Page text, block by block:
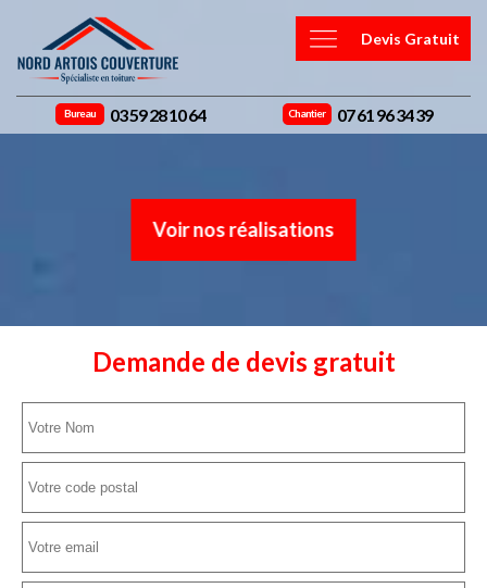
Devis Gratuit
Bureau 03 59 28 10 64 Chantier 07 61 96 34 39
Voir nos réalisations
Demande de devis gratuit